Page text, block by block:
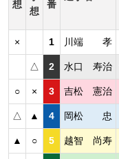
想
想
番
× 1 川端 孝
△ 2 水口 寿治
○ × 3 吉松 憲治
△ ▲ 4 岡松 忠
▲ ○ 5 越智 尚寿